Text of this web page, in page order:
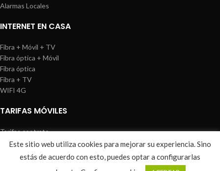
Alarmas Locales
INTERNET EN CASA
Fibra + Móvil + TV
Fibra óptica + Móvil
Fibra óptica
Fibra + TV
WIFI 4G
TARIFAS MÓVILES
Tarifas contrato
Tarifas prepago
WIREDOSAFE Aviso Legal Política de Cookies |Sitemap
Este sitio web utiliza cookies para mejorar su experiencia. Sino
estás de acuerdo con esto, puedes optar a configurarlas